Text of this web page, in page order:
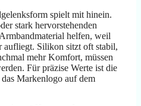
spielt mit hinein.
stark hervorstehenden
helfen, weil
aufliegt. Silikon sitzt oft stabil,
mehr Komfort, müssen
Für präzise Werte ist die
Markenlogo auf dem